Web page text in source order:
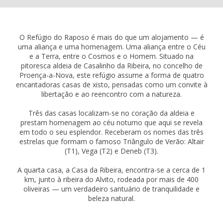
O Refúgio do Raposo é mais do que um alojamento — é
uma aliança e uma homenagem. Uma aliança entre o Céu
e a Terra, entre o Cosmos e o Homem. Situado na
pitoresca aldeia de Casalinho da Ribeira, no concelho de
Proença-a-Nova, este refúgio assume a forma de quatro
encantadoras casas de xisto, pensadas como um convite à
libertação e ao reencontro com a natureza.
Três das casas localizam-se no coração da aldeia e
prestam homenagem ao céu noturno que aqui se revela
em todo o seu esplendor. Receberam os nomes das três
estrelas que formam o famoso Triângulo de Verão: Altair
(T1), Vega (T2) e Deneb (T3).
A quarta casa, a Casa da Ribeira, encontra-se a cerca de 1
km, junto à ribeira do Alvito, rodeada por mais de 400
oliveiras — um verdadeiro santuário de tranquilidade e
beleza natural.